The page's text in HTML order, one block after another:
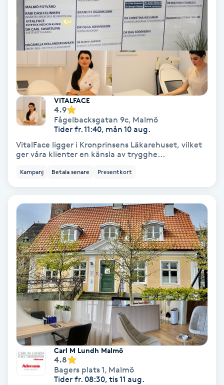
Huduppstramning
Hudvård
Hyaluronsyra
Hyperhidros
Hypnos
Hårborttagning
Hårbottenbehandling
Hårförlängning
Hårvård
Hälsa
Hälsprickor
Idrottsmassage
VITALFACE
4.9
Fågelbacksgatan 9c, Malmö
Tider fr. 11:40, mån 10 aug.
VitalFace ligger i Kronprinsens Läkarehuset, vilket
ger våra klienter en känsla av trygghe...
Kampanj Betala senare Presentkort
Carl M Lundh Malmö
4.8
Bagers plats 1, Malmö
Tider fr. 08:30, tis 11 aug.